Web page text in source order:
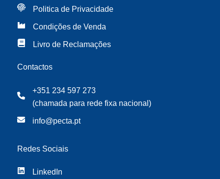
Politica de Privacidade
Condições de Venda
Livro de Reclamações
Contactos
+351 234 597 273
(chamada para rede fixa nacional)
info@pecta.pt
Redes Sociais
LinkedIn